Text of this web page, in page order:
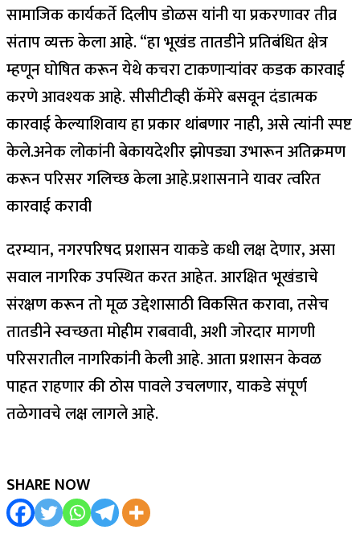
सामाजिक कार्यकर्ते दिलीप डोळस यांनी या प्रकरणावर तीव्र
संताप व्यक्त केला आहे. “हा भूखंड तातडीने प्रतिबंधित क्षेत्र
म्हणून घोषित करून येथे कचरा टाकणाऱ्यांवर कडक कारवाई
करणे आवश्यक आहे. सीसीटीव्ही कॅमेरे बसवून दंडात्मक
कारवाई केल्याशिवाय हा प्रकार थांबणार नाही, असे त्यांनी स्पष्ट
केले.अनेक लोकांनी बेकायदेशीर झोपड्या उभारून अतिक्रमण
करून परिसर गलिच्छ केला आहे.प्रशासनाने यावर त्वरित
कारवाई करावी
दरम्यान, नगरपरिषद प्रशासन याकडे कधी लक्ष देणार, असा
सवाल नागरिक उपस्थित करत आहेत. आरक्षित भूखंडाचे
संरक्षण करून तो मूळ उद्देशासाठी विकसित करावा, तसेच
तातडीने स्वच्छता मोहीम राबवावी, अशी जोरदार मागणी
परिसरातील नागरिकांनी केली आहे. आता प्रशासन केवळ
पाहत राहणार की ठोस पावले उचलणार, याकडे संपूर्ण
तळेगावचे लक्ष लागले आहे.
SHARE NOW